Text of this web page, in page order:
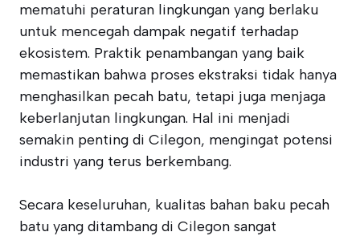
mematuhi peraturan lingkungan yang berlaku
untuk mencegah dampak negatif terhadap
ekosistem. Praktik penambangan yang baik
memastikan bahwa proses ekstraksi tidak hanya
menghasilkan pecah batu, tetapi juga menjaga
keberlanjutan lingkungan. Hal ini menjadi
semakin penting di Cilegon, mengingat potensi
industri yang terus berkembang.
Secara keseluruhan, kualitas bahan baku pecah
batu yang ditambang di Cilegon sangat